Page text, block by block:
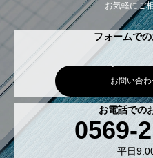
お気軽にご
フォームで
お問い合
お電話での
0569-
平日